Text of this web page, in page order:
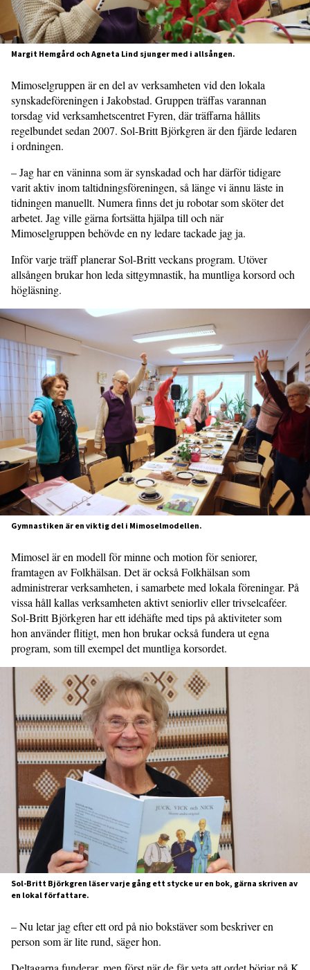
Margit Hemgård och Agneta Lind sjunger med i allsången.
Mimoselgruppen är en del av verksamheten vid den lokala
synskadeföreningen i Jakobstad. Gruppen träffas varannan
torsdag vid verksamhetscentret Fyren, där träffarna hållits
regelbundet sedan 2007. Sol-Britt Björkgren är den fjärde ledaren
i ordningen.
– Jag har en väninna som är synskadad och har därför tidigare
varit aktiv inom taltidningsföreningen, så länge vi ännu läste in
tidningen manuellt. Numera finns det ju robotar som sköter det
arbetet. Jag ville gärna fortsätta hjälpa till och när
Mimoselgruppen behövde en ny ledare tackade jag ja.
Inför varje träff planerar Sol-Britt veckans program. Utöver
allsången brukar hon leda sittgymnastik, ha muntliga korsord och
högläsning.
Gymnastiken är en viktig del i Mimoselmodellen.
Mimosel är en modell för minne och motion för seniorer,
framtagen av Folkhälsan. Det är också Folkhälsan som
administrerar verksamheten, i samarbete med lokala föreningar. På
vissa håll kallas verksamheten aktivt seniorliv eller trivselcaféer.
Sol-Britt Björkgren har ett idéhäfte med tips på aktiviteter som
hon använder flitigt, men hon brukar också fundera ut egna
program, som till exempel det muntliga korsordet.
Sol-Britt Björkgren läser varje gång ett stycke ur en bok, gärna skriven av
en lokal författare.
– Nu letar jag efter ett ord på nio bokstäver som beskriver en
person som är lite rund, säger hon.